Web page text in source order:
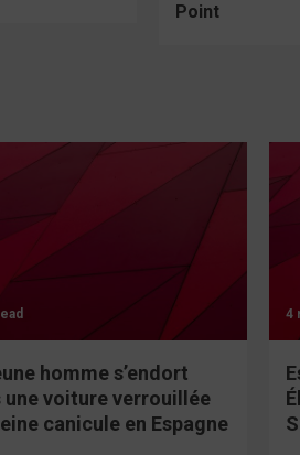
Point
homme s’endort
une voiture verrouillée
canicule en Espagne
4